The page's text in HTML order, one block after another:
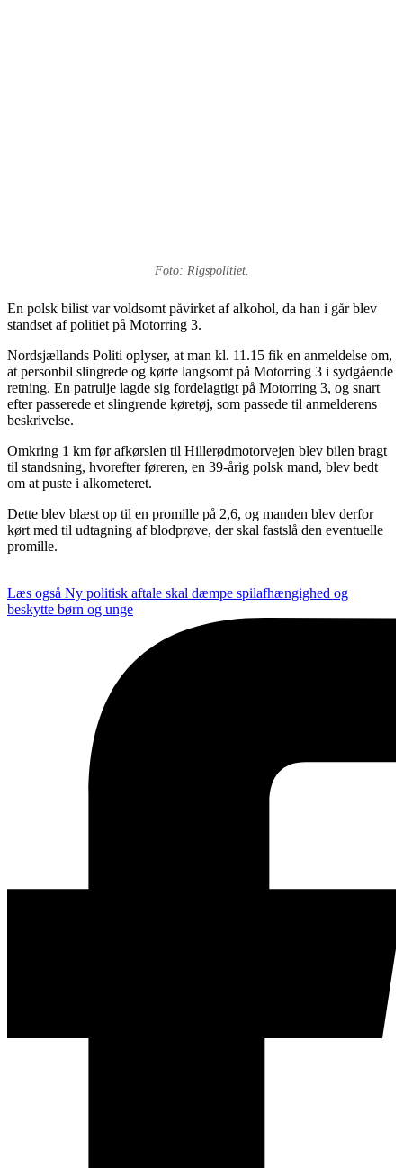
Foto: Rigspolitiet.
En polsk bilist var voldsomt påvirket af alkohol, da han i går blev
standset af politiet på Motorring 3.
Nordsjællands Politi oplyser, at man kl. 11.15 fik en anmeldelse om,
at personbil slingrede og kørte langsomt på Motorring 3 i sydgående
retning. En patrulje lagde sig fordelagtigt på Motorring 3, og snart
efter passerede et slingrende køretøj, som passede til anmelderens
beskrivelse.
Omkring 1 km før afkørslen til Hillerødmotorvejen blev bilen bragt
til standsning, hvorefter føreren, en 39-årig polsk mand, blev bedt
om at puste i alkometeret.
Dette blev blæst op til en promille på 2,6, og manden blev derfor
kørt med til udtagning af blodprøve, der skal fastslå den eventuelle
promille.
Læs også Ny politisk aftale skal dæmpe spilafhængighed og
beskytte børn og unge